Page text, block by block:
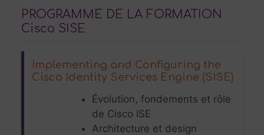
PROGRAMME DE LA FORMATION
Cisco SISE
Implementing and Configuring the
Cisco Identity Services Engine (SISE)
Évolution, fondements et rôle
de Cisco ISE
Architecture et design